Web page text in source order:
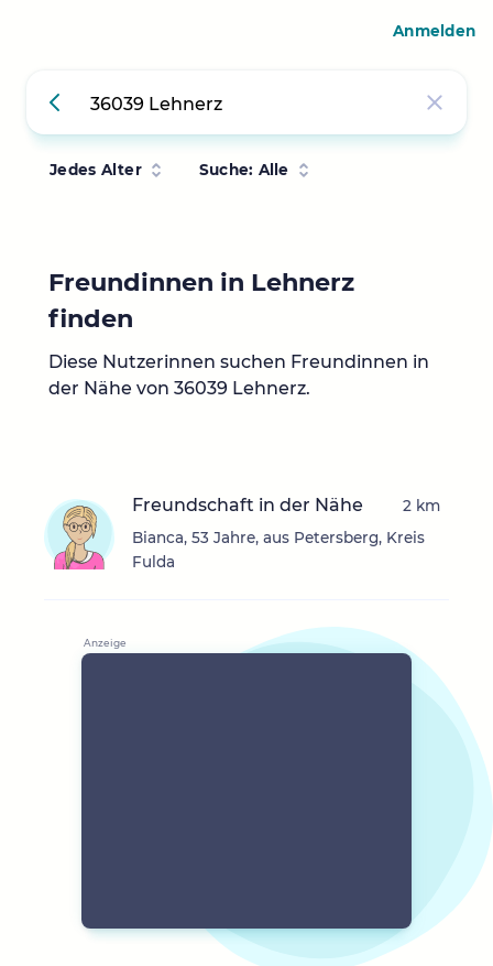
Jedes Alter Suche: Alle
Freundinnen in Lehnerz
finden
Diese Nutzerinnen suchen Freundinnen in
der Nähe von 36039 Lehnerz.
Freundschaft in der Nähe
Bianca, 53 Jahre, aus Petersberg, Kreis
Fulda
2 km
Anmelden